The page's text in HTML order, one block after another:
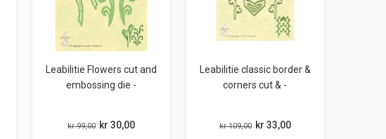
Leabilitie Flowers cut and
embossing die -
kr 99,00 kr 30,00
Leabilitie classic border &
corners cut & -
kr 109,00 kr 33,00